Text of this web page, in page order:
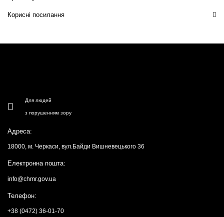
Корисні посилання
Для людей
з порушенням зору
Адреса:
18000, м. Черкаси, вул.Байди Вишневецького 36
Електронна пошта:
info@chmr.gov.ua
Телефон:
+38 (0472) 36-01-70